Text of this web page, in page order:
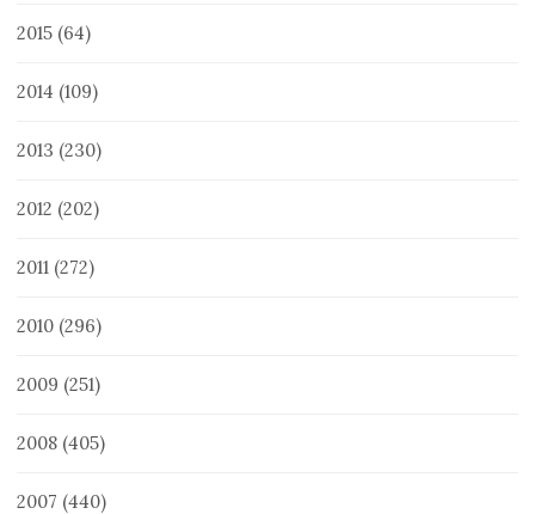
2015 (64)
2014 (109)
2013 (230)
2012 (202)
2011 (272)
2010 (296)
2009 (251)
2008 (405)
2007 (440)